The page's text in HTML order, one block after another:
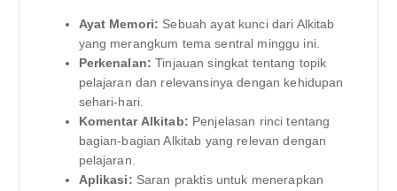
Ayat Memori: Sebuah ayat kunci dari Alkitab
yang merangkum tema sentral minggu ini.
Perkenalan: Tinjauan singkat tentang topik
pelajaran dan relevansinya dengan kehidupan
sehari-hari.
Komentar Alkitab: Penjelasan rinci tentang
bagian-bagian Alkitab yang relevan dengan
pelajaran.
Aplikasi: Saran praktis untuk menerapkan